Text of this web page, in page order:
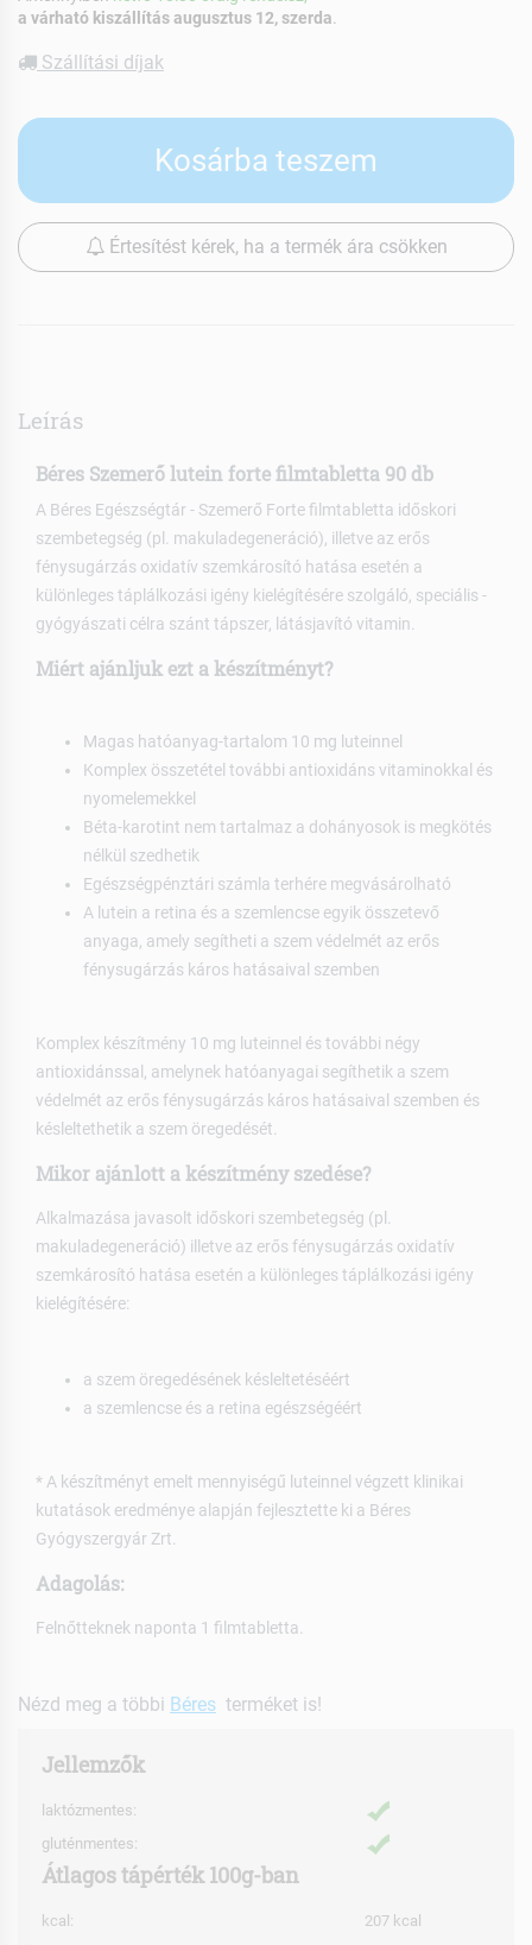
a várható kiszállítás augusztus 12, szerda
Szállítási díjak
Kosárba teszem
Értesítést kérek, ha a termék ára csökken
Leírás
Béres Szemerő lutein forte filmtabletta 90 db
A Béres Egészségtár - Szemerő Forte filmtabletta időskori
szembetegség (pl. makuladegeneráció), illetve az erős
fénysugárzás oxidatív szemkárosító hatása esetén a
különleges táplálkozási igény kielégítésére szolgáló, speciális -
gyógyászati célra szánt tápszer, látásjavító vitamin.
Miért ajánljuk ezt a készítményt?
Magas hatóanyag-tartalom 10 mg luteinnel
Komplex összetétel további antioxidáns vitaminokkal és
nyomelemekkel
Béta-karotint nem tartalmaz a dohányosok is megkötés
nélkül szedhetik
Egészségpénztári számla terhére megvásárolható
A lutein a retina és a szemlencse egyik összetevő
anyaga, amely segítheti a szem védelmét az erős
fénysugárzás káros hatásaival szemben
Komplex készítmény 10 mg luteinnel és további négy
antioxidánssal, amelynek hatóanyagai segíthetik a szem
védelmét az erős fénysugárzás káros hatásaival szemben és
késleltethetik a szem öregedését.
Mikor ajánlott a készítmény szedése?
Alkalmazása javasolt időskori szembetegség (pl.
makuladegeneráció) illetve az erős fénysugárzás oxidatív
szemkárosító hatása esetén a különleges táplálkozási igény
kielégítésére:
a szem öregedésének késleltetéséért
a szemlencse és a retina egészségéért
* A készítményt emelt mennyiségű luteinnel végzett klinikai
kutatások eredménye alapján fejlesztette ki a Béres
Gyógyszergyár Zrt.
Adagolás:
Felnőtteknek naponta 1 filmtabletta.
Nézd meg a többi Béres terméket is!
Jellemzők
laktózmentes:
gluténmentes:
Átlagos tápérték 100g-ban
kcal: 207 kcal